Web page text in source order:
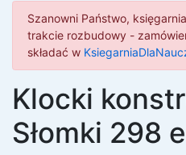
Szanowni Państwo,
trakcie rozbudowy -
składać w
Klocki
Słomki 298